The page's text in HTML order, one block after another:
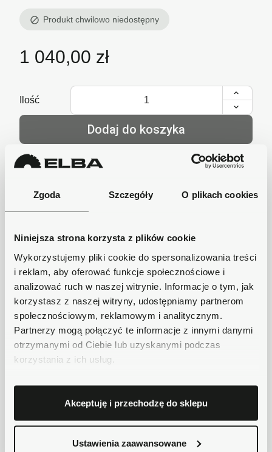
Zgoda Szczegóły O plikach cookies
Niniejsza strona korzysta z plików cookie
Wykorzystujemy pliki cookie do spersonalizowania treści
i reklam, aby oferować funkcje społecznościowe i
analizować ruch w naszej witrynie. Informacje o tym, jak
korzystasz z naszej witryny, udostępniamy partnerom
społecznościowym, reklamowym i analitycznym.
Partnerzy mogą połączyć te informacje z innymi danymi
otrzymanymi od Ciebie lub uzyskanymi podczas
korzystania z ich usług.
Akceptuję i przechodzę do sklepu
Ustawienia zaawansowane
block Produkt chwilowo niedostępny
1 040,00 zł
Ilość
Dodaj do koszyka
lub zadzwoń i zamów +48 62 733 86 11
Szybka wysyłka
Zamówienia wysyłamy w ciągu 1-2 dni, koszt
dostawy już od 18zł.
Bezpieczne płatności
Płatności obsługuje Przelewy24 - największy
operator płatności online w Polsce.
Masz pytania dotyczące produktu?
Zadzwoń do nas 62 733 86 11 lub napisz e-
mail. Chętnie pomożemy!
Szczegóły produktu